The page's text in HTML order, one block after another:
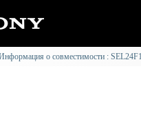
о совместимости :